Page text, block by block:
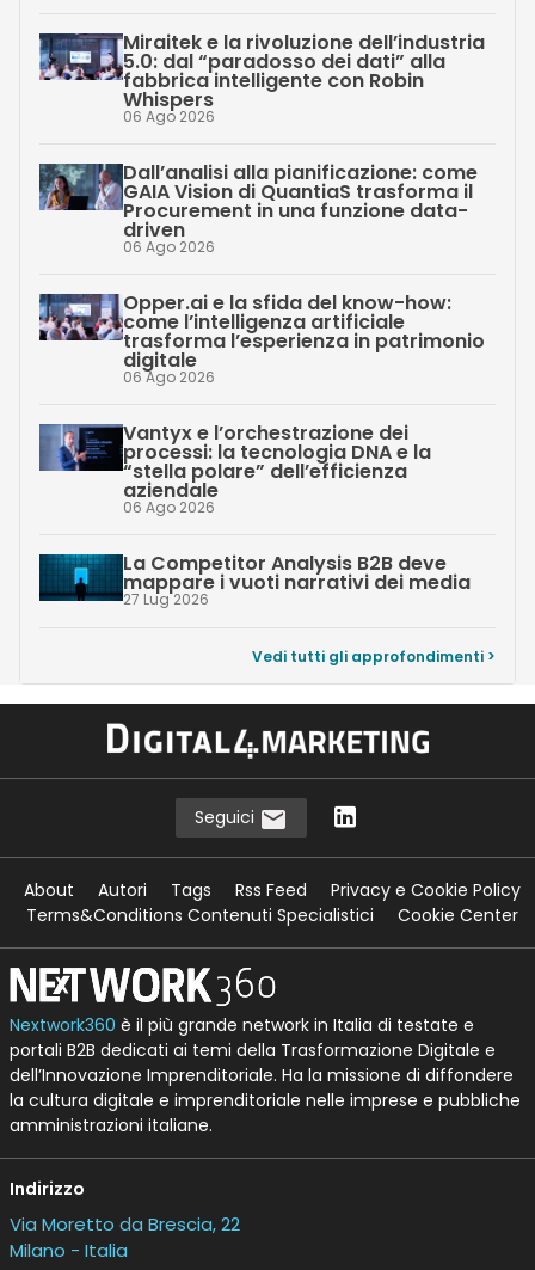
Miraitek e la rivoluzione dell’industria
5.0: dal “paradosso dei dati” alla
fabbrica intelligente con Robin
Whispers
06 Ago 2026
Dall’analisi alla pianificazione: come
GAIA Vision di QuantiaS trasforma il
Procurement in una funzione data-
driven
06 Ago 2026
Opper.ai e la sfida del know-how:
come l’intelligenza artificiale
trasforma l’esperienza in patrimonio
digitale
06 Ago 2026
Vantyx e l’orchestrazione dei
processi: la tecnologia DNA e la
“stella polare” dell’efficienza
aziendale
06 Ago 2026
La Competitor Analysis B2B deve
mappare i vuoti narrativi dei media
27 Lug 2026
Vedi tutti gli approfondimenti >
Seguici
About Autori Tags Rss Feed
Privacy e Cookie Policy
Terms&Conditions Contenuti Specialistici
Cookie Center
Nextwork360 è il più grande network in Italia di testate e
portali B2B dedicati ai temi della Trasformazione Digitale e
dell’Innovazione Imprenditoriale. Ha la missione di diffondere
la cultura digitale e imprenditoriale nelle imprese e pubbliche
amministrazioni italiane.
Indirizzo
Via Moretto da Brescia, 22
Milano - Italia